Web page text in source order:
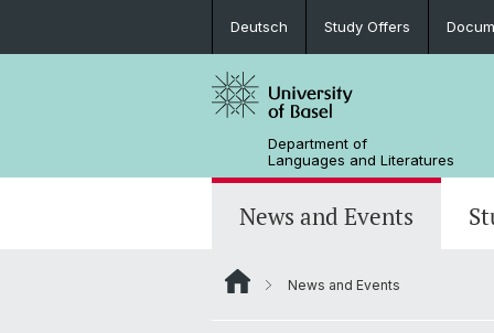
Deutsch Study Offers
Department of
Languages and Literatures
News and Events
News
Bachelor’s Degrees
Doctoral Program in Linguistics
Departmental Assembly
News and Events